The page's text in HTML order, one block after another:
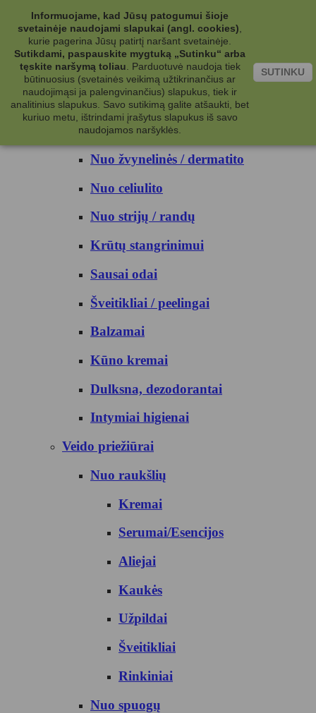
Kategorijos
Kosmetika
Kūno priežiūrai
Nuo prakaito
Kūno prausikliai
Nuo žvynelinės / dermatito
Nuo celiulito
Nuo strijų / randų
Krūtų stangrinimui
Sausai odai
Šveitikliai / peelingai
Balzamai
Kūno kremai
Dulksna, dezodorantai
Intymiai higienai
Veido priežiūrai
Nuo raukšlių
Kremai
Serumai/Esencijos
Aliejai
Kaukės
Užpildai
Šveitikliai
Rinkiniai
Nuo spuogų
Informuojame, kad Jūsų patogumui šioje
svetainėje naudojami slapukai (angl. cookies)
kurie pagerina Jūsų patirtį naršant svetainėje.
Sutikdami, paspauskite mygtuką „Sutinku“ arba
tęskite naršymą toliau
Parduotuvė naudoja tiek
būtinuosius (svetainės veikimą užtikrinančius ar
naudojimąsi ja palengvinančius) slapukus, tiek ir
analitinius slapukus. Savo sutikimą galite atšaukti, bet
kuriuo metu, ištrindami įrašytus slapukus iš savo
naudojamos naršyklės.
SUTINKU